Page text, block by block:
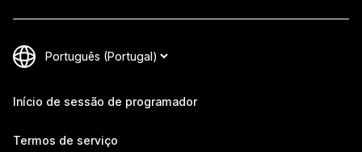
Início de sessão de programador
Termos de serviço